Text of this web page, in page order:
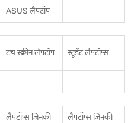
ASUS लैपटॉप
टच स्क्रीन लैपटॉप स्टूडेंट लैपटॉप्स
लैपटॉप्स जिनकी
लैपटॉप्स जिनकी